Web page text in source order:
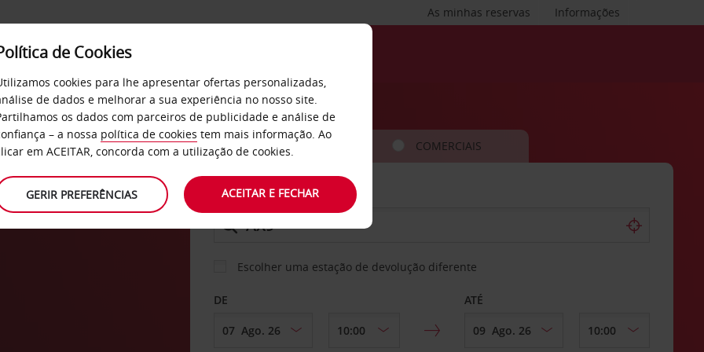
Informações
As minhas reservas
SERVIÇOS EMPRESAS
CARRO COMERCIAIS
LEVANTAR EM
Escolher uma estação de devolução diferente
DE ATÉ
de Cookies
cookies para lhe apresentar ofertas personalizadas,
de dados e melhorar a sua experiência no nosso site.
os dados com parceiros de publicidade e análise de
– a nossa política de cookies tem mais informação. Ao
em ACEITAR, concorda com a utilização de cookies.
GERIR PREFERÊNCIAS ACEITAR E FECHAR